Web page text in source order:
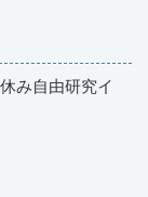
み自由研究イ